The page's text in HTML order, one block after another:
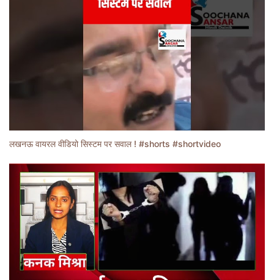
लखनऊ वायरल वीडियो सिस्टम पर सवाल ! #shorts #shortvideo